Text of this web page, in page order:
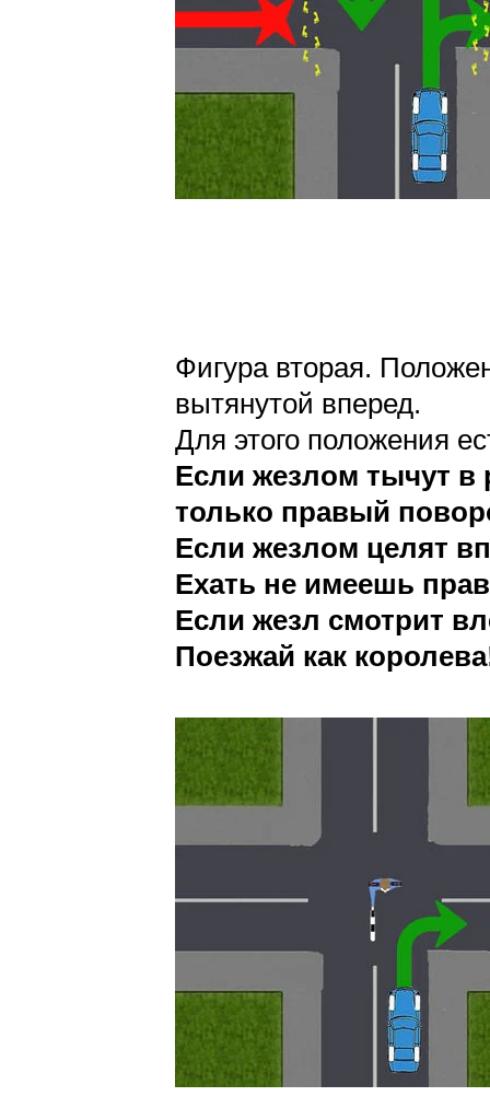
Фигура вторая.
вытянутой вперед.
Для этого положения
Если жезлом тычут в
только правый
Если жезлом целят
Ехать не имеешь
Если жезл смотрит
Поезжай как